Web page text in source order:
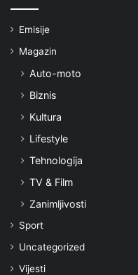
Emisije
Magazin
Auto-moto
Biznis
Kultura
Lifestyle
Tehnologija
TV & Film
Zanimljivosti
Sport
Uncategorized
Vijesti